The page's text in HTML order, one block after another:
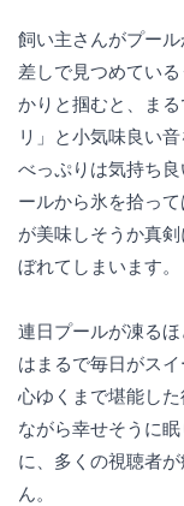
飼い主さんがプー
差しで見つめてい
かりと掴むと、ま
リ」と小気味良い
べっぷりは気持ち
ールから氷を拾っ
が美味しそうか真
ぼれてしまいます。
連日プールが凍る
はまるで毎日がス
心ゆくまで堪能し
ながら幸せそうに
に、多くの視聴者
ん。